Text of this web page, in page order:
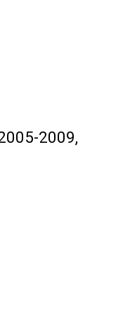
2009,